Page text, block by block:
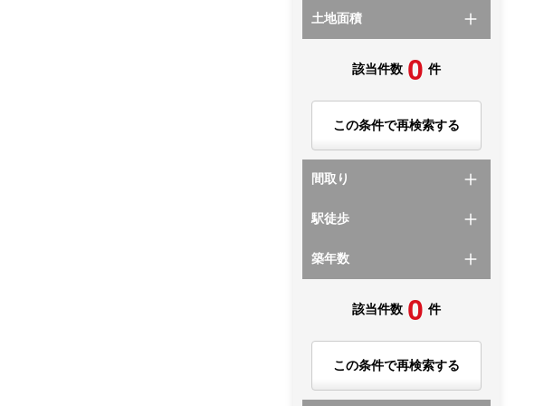
土地面積
該当件数 0 件
この条件で再検索する
間取り
駅徒歩
築年数
該当件数 0 件
この条件で再検索する